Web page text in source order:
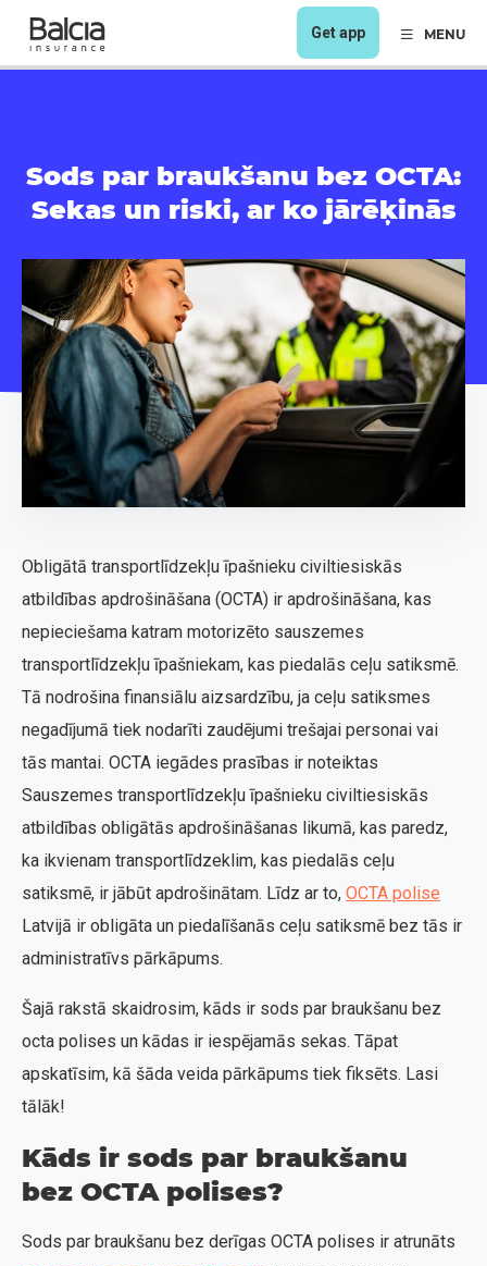
Get app MENU
Sods par braukšanu bez OCTA:
Sekas un riski, ar ko jārēķinās
Obligātā transportlīdzekļu īpašnieku civiltiesiskās
atbildības apdrošināšana (OCTA) ir apdrošināšana, kas
nepieciešama katram motorizēto sauszemes
transportlīdzekļu īpašniekam, kas piedalās ceļu satiksmē.
Tā nodrošina finansiālu aizsardzību, ja ceļu satiksmes
negadījumā tiek nodarīti zaudējumi trešajai personai vai
tās mantai. OCTA iegādes prasības ir noteiktas
Sauszemes transportlīdzekļu īpašnieku civiltiesiskās
atbildības obligātās apdrošināšanas likumā, kas paredz,
ka ikvienam transportlīdzeklim, kas piedalās ceļu
satiksmē, ir jābūt apdrošinātam. Līdz ar to, OCTA polise
Latvijā ir obligāta un piedalīšanās ceļu satiksmē bez tās ir
administratīvs pārkāpums.
Šajā rakstā skaidrosim, kāds ir sods par braukšanu bez
octa polises un kādas ir iespējamās sekas. Tāpat
apskatīsim, kā šāda veida pārkāpums tiek fiksēts. Lasi
tālāk!
Kāds ir sods par braukšanu
bez OCTA polises?
Sods par braukšanu bez derīgas OCTA polises ir atrunāts